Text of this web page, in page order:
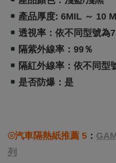
產品厚度: 6MIL ～ 10
透視率：依不同型號為
隔紫外線率：99％
隔紅外線率：依不同型
是否防爆：是
⦾汽車隔熱紙推薦 5 ：
列